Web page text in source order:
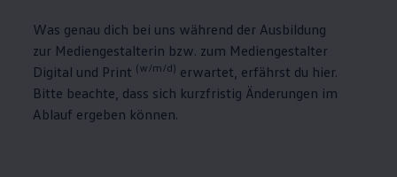
Was genau dich bei uns während der Ausbildung
zur Mediengestalterin bzw. zum Mediengestalter
Digital und Print (w/m/d) erwartet, erfährst du hier.
Bitte beachte, dass sich kurzfristig Änderungen im
Ablauf ergeben können.